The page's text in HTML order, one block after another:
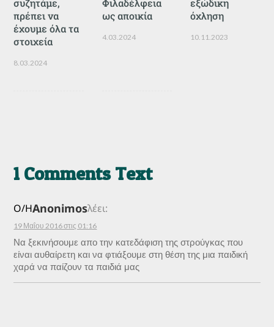
συζητάμε,
πρέπει να
έχουμε όλα τα
στοιχεία
8.03.2024
Φιλαδέλφεια
ως αποικία
4.03.2024
εξώδικη
όχληση
10.11.2023
1 Comments Text
Ο/ΗAnonimosλέει:
19 Μαΐου 2016 στις 01:16
Να ξεκινήσουμε απο την κατεδάφιση της στρούγκας που
είναι αυθαίρετη και να φτιάξουμε στη θέση της μια παιδική
χαρά να παίζουν τα παιδιά μας